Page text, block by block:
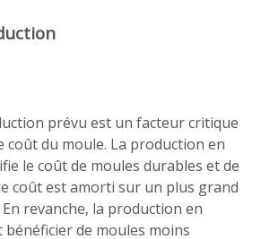
prévu est un facteur critique
du moule. La production en
le coût de moules durables et de
coût est amorti sur un plus grand
revanche, la production en
de moules moins